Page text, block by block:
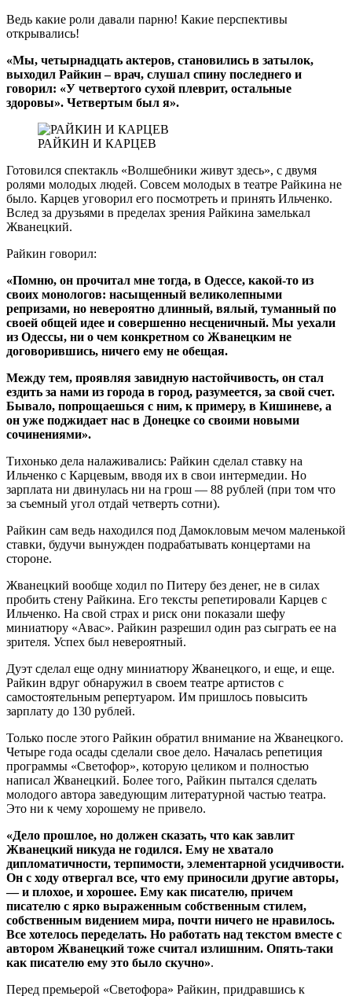
Ведь какие роли давали парню! Какие перспективы
открывались!
«Мы, четырнадцать актеров, становились в затылок,
выходил Райкин – врач, слушал спину последнего и
говорил: «У четвертого сухой плеврит, остальные
здоровы». Четвертым был я».
РАЙКИН И КАРЦЕВ
Готовился спектакль «Волшебники живут здесь», с двумя
ролями молодых людей. Совсем молодых в театре Райкина не
было. Карцев уговорил его посмотреть и принять Ильченко.
Вслед за друзьями в пределах зрения Райкина замелькал
Жванецкий.
Райкин говорил:
«Помню, он прочитал мне тогда, в Одессе, какой-то из
своих монологов: насыщенный великолепными
репризами, но невероятно длинный, вялый, туманный по
своей общей идее и совершенно несценичный. Мы уехали
из Одессы, ни о чем конкретном со Жванецким не
договорившись, ничего ему не обещая.
Между тем, проявляя завидную настойчивость, он cтал
ездить за нами из города в город, разумеется, за свой счет.
Бывало, попрощаешься с ним, к примеру, в Кишиневе, а
он уже поджидает нас в Донецке со своими новыми
сочинениями».
Тихонько дела налаживались: Райкин сделал ставку на
Ильченко с Карцевым, вводя их в свои интермедии. Но
зарплата ни двинулась ни на грош — 88 рублей (при том что
за съемный угол отдай четверть сотни).
Райкин сам ведь находился под Дамокловым мечом маленькой
ставки, будучи вынужден подрабатывать концертами на
стороне.
Жванецкий вообще ходил по Питеру без денег, не в силах
пробить стену Райкина. Его тексты репетировали Карцев с
Ильченко. На свой страх и риск они показали шефу
миниатюру «Авас». Райкин разрешил один раз сыграть ее на
зрителя. Успех был невероятный.
Дуэт сделал еще одну миниатюру Жванецкого, и еще, и еще.
Райкин вдруг обнаружил в своем театре артистов с
самостоятельным репертуаром. Им пришлось повысить
зарплату до 130 рублей.
Только после этого Райкин обратил внимание на Жванецкого.
Четыре года осады сделали свое дело. Началась репетиция
программы «Светофор», которую целиком и полностью
написал Жванецкий. Более того, Райкин пытался сделать
молодого автора заведующим литературной частью театра.
Это ни к чему хорошему не привело.
«Дело прошлое, но должен сказать, что как завлит
Жванецкий никуда не годился. Ему не хватало
дипломатичности, терпимости, элементарной усидчивости.
Он с ходу отвергал все, что ему приносили другие авторы,
— и плохое, и хорошее. Ему как писателю, причем
писателю с ярко выраженным собственным стилем,
собственным видением мира, почти ничего не нравилось.
Все хотелось переделать. Но работать над текстом вместе с
автором Жванецкий тоже считал излишним. Опять-таки
как писателю ему это было скучно».
Перед премьерой «Светофора» Райкин, придравшись к